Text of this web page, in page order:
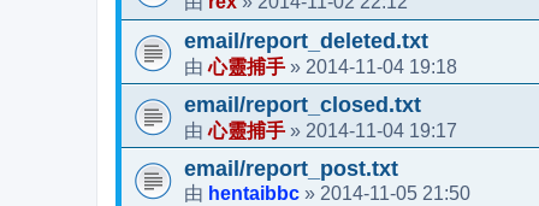
email/report_deleted.txt
由心靈捕手 » 2014-11-04 19:18
email/report_closed.txt
由心靈捕手 » 2014-11-04 19:17
email/report_post.txt
由 hentaibbc » 2014-11-05 21:50